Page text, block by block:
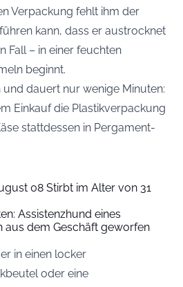
Verpackung fehlt ihm der
kann, dass er austrocknet
Fall – in einer feuchten
beginnt.
und dauert nur wenige Minuten:
Einkauf die Plastikverpackung
stattdessen in Pergament-
08 Stirbt im Alter von 31
Assistenzhund eines
aus dem Geschäft geworfen
in einen locker
oder eine